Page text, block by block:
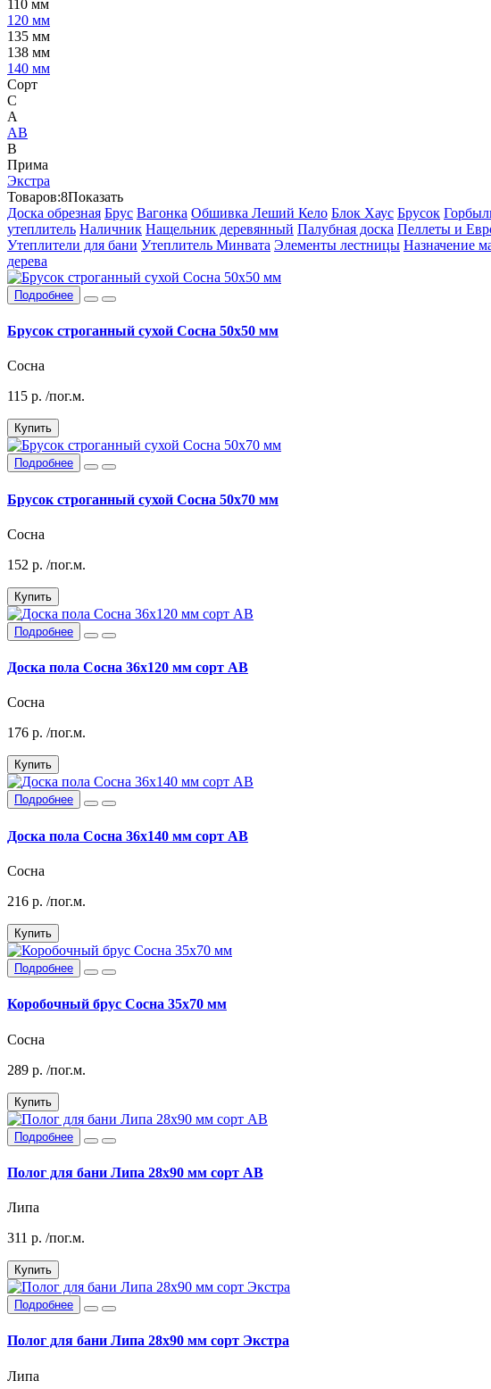
110 мм
120 мм
135 мм
138 мм
140 мм
Сорт
C
А
АВ
В
Прима
Экстра
Товаров:8Показать
Доска обрезная Брус Вагонка Обшивка Леший Кело Блок Хаус Брусок
утеплитель Наличник Нащельник деревянный Палубная доска Пеллеты и
Утеплители для бани Утеплитель Минвата Элементы лестницы Назначение
дерева
Подробнее
Брусок строганный сухой Сосна 50х50 мм
Сосна
115 р. /пог.м.
Купить
Подробнее
Брусок строганный сухой Сосна 50х70 мм
Сосна
152 р. /пог.м.
Купить
Подробнее
Доска пола Сосна 36х120 мм сорт АВ
Сосна
176 р. /пог.м.
Купить
Подробнее
Доска пола Сосна 36х140 мм сорт АВ
Сосна
216 р. /пог.м.
Купить
Подробнее
Коробочный брус Сосна 35х70 мм
Сосна
289 р. /пог.м.
Купить
Подробнее
Полог для бани Липа 28х90 мм сорт АВ
Липа
311 р. /пог.м.
Купить
Подробнее
Полог для бани Липа 28х90 мм сорт Экстра
Липа